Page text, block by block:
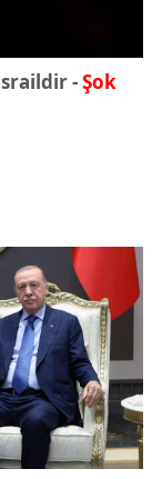
-Şok